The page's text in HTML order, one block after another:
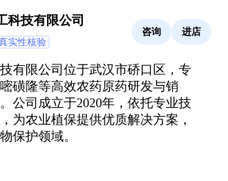
科技有限公司
实性核验
咨询 进店
有限公司位于武汉市硚口区，专
磺隆等高效农药原药研发与销
公司成立于2020年，依托专业技
为农业植保提供优质解决方案，
保护领域。